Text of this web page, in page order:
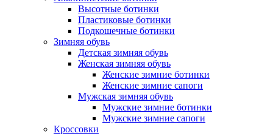
Высотные ботинки
Пластиковые ботинки
Подкошечные ботинки
Зимняя обувь
Детская зимняя обувь
Женская зимняя обувь
Женские зимние ботинки
Женские зимние сапоги
Мужская зимняя обувь
Мужские зимние ботинки
Мужские зимние сапоги
Кроссовки